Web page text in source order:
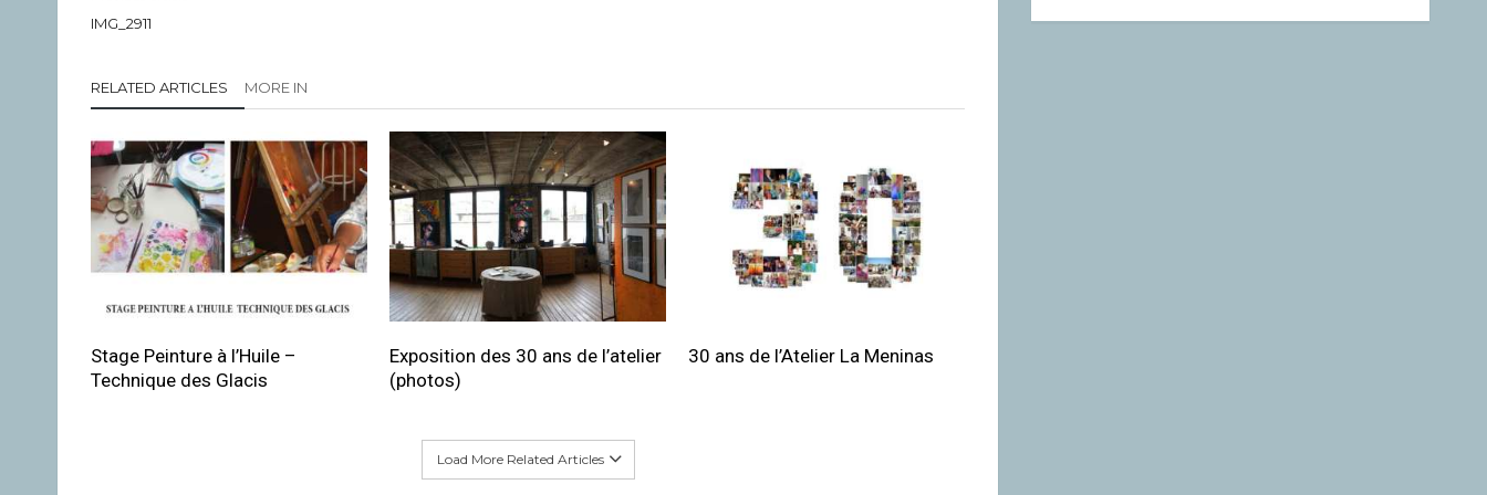
IMG_2911
RELATED ARTICLES MORE IN
Stage Peinture à l’Huile –
Technique des Glacis
Exposition des 30 ans de l’atelier
(photos)
30 ans de l’Atelier La Meninas
Load More Related Articles